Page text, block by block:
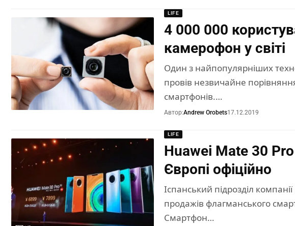
LIFE
4 000 000
камерофон у світі
Один з найпопулярніших
провів незвичайне
смартфонів.…
Автор:Andrew Orobets17.12.2019
LIFE
Huawei Mate 30
Європі офіційно
Іспанський підрозділ
продажів флагманського
Смартфон…